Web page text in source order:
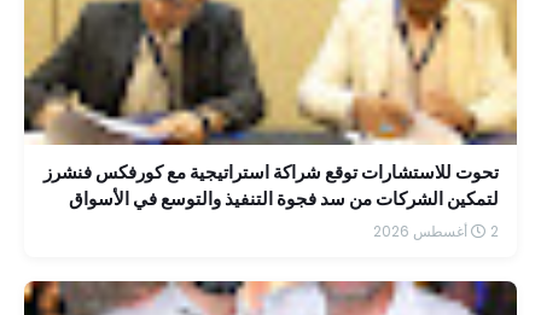
تحوت للاستشارات توقع شراكة استراتيجية مع كورفكس فنشرز
لتمكين الشركات من سد فجوة التنفيذ والتوسع في الأسواق
الإقليمية
2 أغسطس 2026